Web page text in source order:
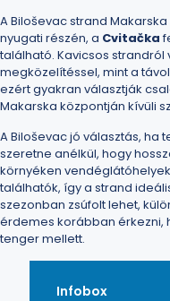
A Biloševac strand
nyugati részén, a Cvitačka
található. Kavicsos
megközelítéssel, mint a
ezért gyakran választják
Makarska központján kívüli
A Biloševac jó választás, ha
szeretne anélkül, hogy
környéken
találhatók, így a strand
szezonban zsúfolt lehet,
érdemes korábban érkezni,
tenger mellett.
Infobox